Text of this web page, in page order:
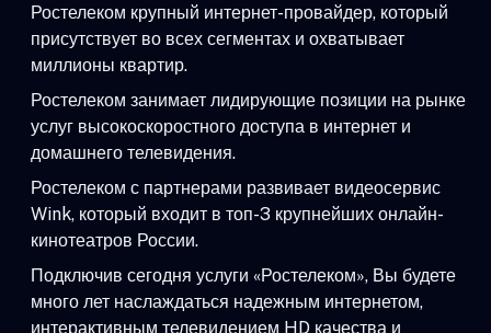
Ростелеком крупный интернет-провайдер, который
присутствует во всех сегментах и охватывает
миллионы квартир.
Ростелеком занимает лидирующие позиции на рынке
услуг высокоскоростного доступа в интернет и
домашнего телевидения.
Ростелеком с партнерами развивает видеосервис
Wink, который входит в топ-3 крупнейших онлайн-
кинотеатров России.
Подключив сегодня услуги «Ростелеком», Вы будете
много лет наслаждаться надежным интернетом,
интерактивным телевидением HD качества и